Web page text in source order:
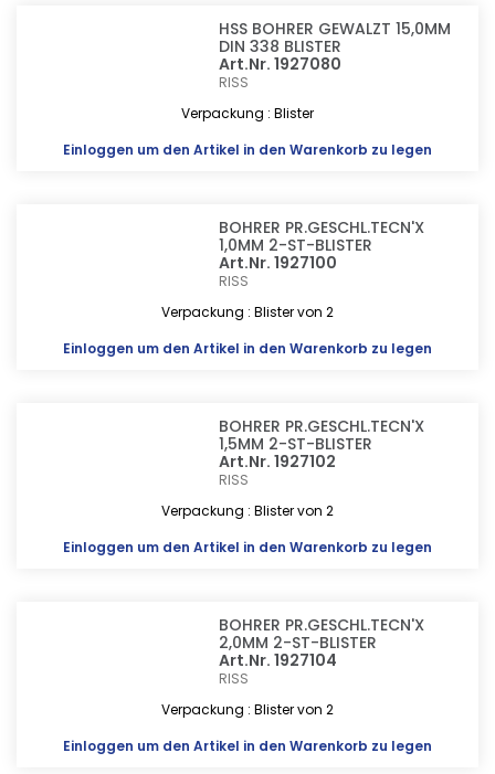
HSS BOHRER GEWALZT 15,0MM
DIN 338 BLISTER
Art.Nr. 1927080
RISS
Verpackung : Blister
Einloggen um den Artikel in den Warenkorb zu legen
BOHRER PR.GESCHL.TECN'X
1,0MM 2-ST-BLISTER
Art.Nr. 1927100
RISS
Verpackung : Blister von 2
Einloggen um den Artikel in den Warenkorb zu legen
BOHRER PR.GESCHL.TECN'X
1,5MM 2-ST-BLISTER
Art.Nr. 1927102
RISS
Verpackung : Blister von 2
Einloggen um den Artikel in den Warenkorb zu legen
BOHRER PR.GESCHL.TECN'X
2,0MM 2-ST-BLISTER
Art.Nr. 1927104
RISS
Verpackung : Blister von 2
Einloggen um den Artikel in den Warenkorb zu legen